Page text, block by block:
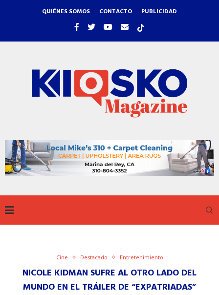
QUIÉNES SOMOS CONTACTO PUBLICIDAD
Cine Destacado Entretenimiento
NICOLE KIDMAN SUFRE AL OTRO LADO DEL
MUNDO EN EL TRÁILER DE “EXPATRIADAS”